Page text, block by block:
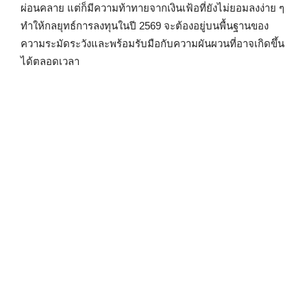
ผ่อนคลาย แต่ก็มีความท้าทายจากเงินเฟ้อที่ยังไม่ยอมลงง่าย ๆ
ทำให้กลยุทธ์การลงทุนในปี 2569 จะต้องอยู่บนพื้นฐานของ
ความระมัดระวังและพร้อมรับมือกับความผันผวนที่อาจเกิดขึ้น
ได้ตลอดเวลา